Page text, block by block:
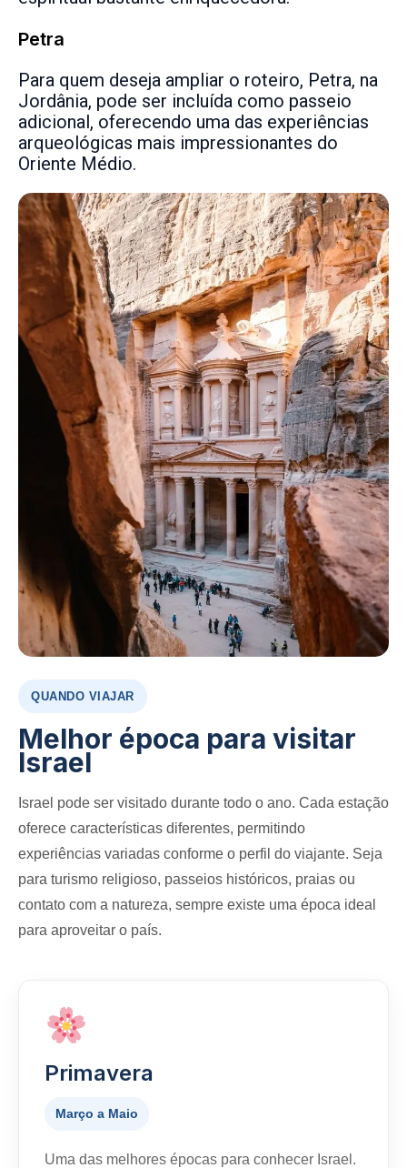
Petra
Para quem deseja ampliar o roteiro, Petra, na
Jordânia, pode ser incluída como passeio
adicional, oferecendo uma das experiências
arqueológicas mais impressionantes do
Oriente Médio.
QUANDO VIAJAR
Melhor época para visitar
Israel
Israel pode ser visitado durante todo o ano. Cada estação
oferece características diferentes, permitindo
experiências variadas conforme o perfil do viajante. Seja
para turismo religioso, passeios históricos, praias ou
contato com a natureza, sempre existe uma época ideal
para aproveitar o país.
Primavera
Março a Maio
Uma das melhores épocas para conhecer Israel.